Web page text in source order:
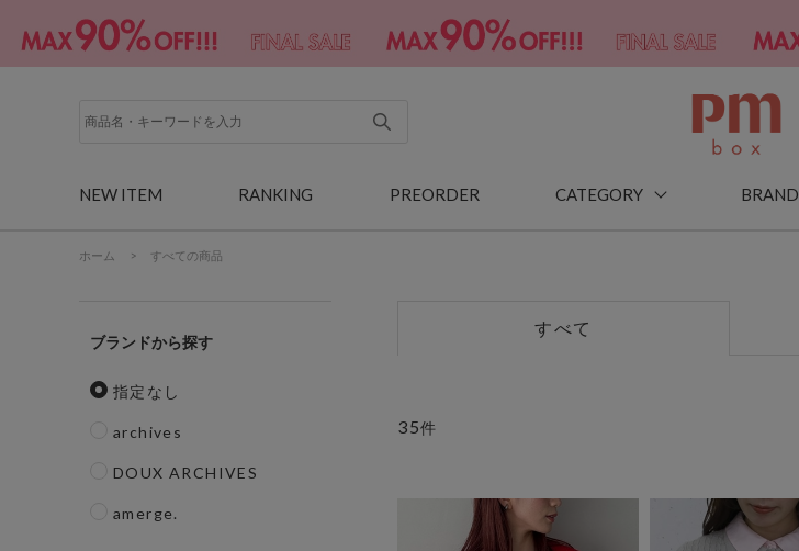
NEW ITEM RANKING PREORDER CATEGORY BRAND
ホーム > すべての商品
ブランド
指定なし
archives
DOUX ARCHIVES
amerge.
すべて
35件